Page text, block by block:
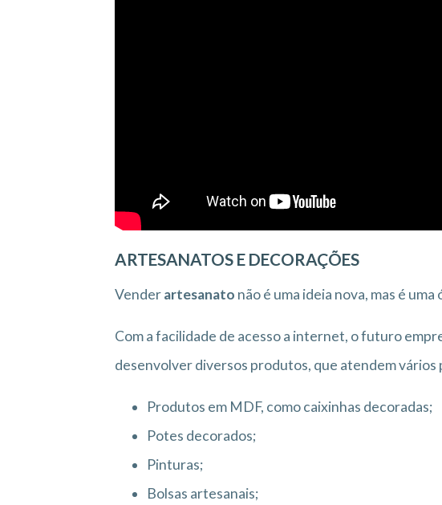
ARTESANATOS E DECORAÇÕES
Venderartesanato não é uma ideia nova, mas é
Com a facilidade de acesso a internet, o futuro
desenvolver diversos produtos, que atendem vários
Produtos em MDF, como caixinhas decoradas;
Potes decorados;
Pinturas;
Bolsas artesanais;